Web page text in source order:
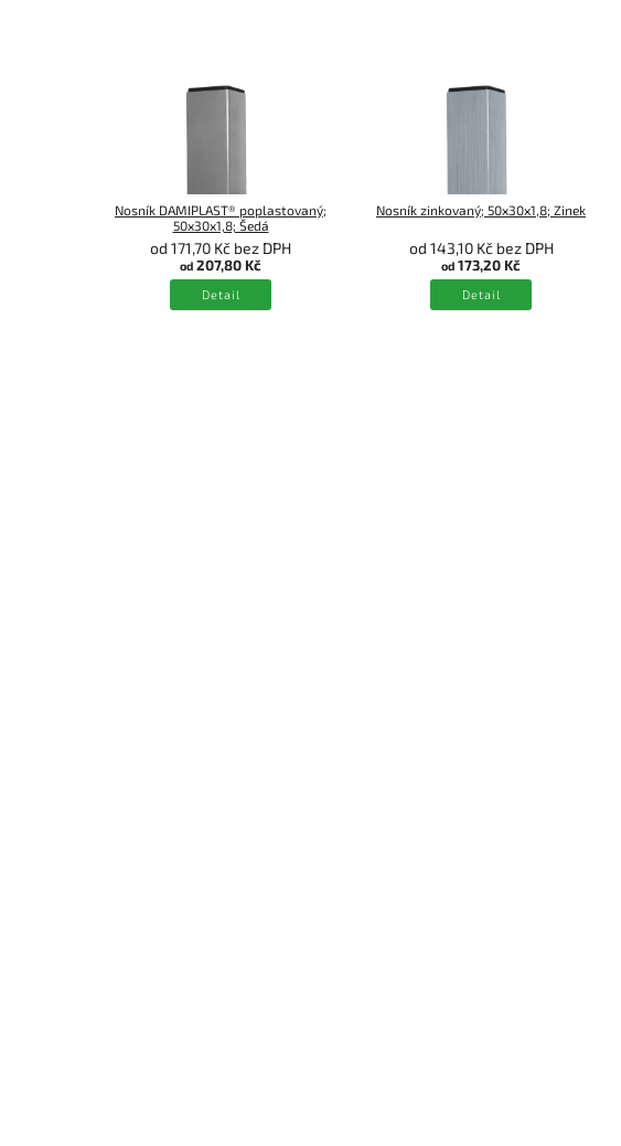
Nosník DAMIPLAST® poplastovaný;
50x30x1,8; Šedá
od 171,70 Kč bez DPH
od 207,80 Kč
Detail
Nosník zinkovaný; 50x30x1,8; Zinek
od 143,10 Kč bez DPH
od 173,20 Kč
Detail